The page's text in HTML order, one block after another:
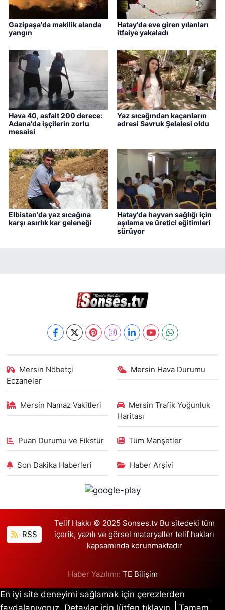
Gazipaşa'da makilik alanda
yangın
Hatay'da eve giren yılanları
itfaiye yakaladı
Hava 40, asfalt 200 derece:
Adana'da işçilerin zorlu
mesaisi
Yaz sıcağından kaçanların
adresi Savruk Şelalesi oldu
Elbistan'da yaz sıcağına
karşı asırlık kar geleneği
Hatay'da hayvan sağlığı için
aşılama ve üretici eğitimleri
sürüyor
Mersin Nöbetçi
Eczaneler
Mersin Hava Durumu
Mersin Namaz Vakitleri
Mersin Trafik Yoğunluk
Haritası
Puan Durumu ve Fikstür Tüm Manşetler
Son Dakika Haberleri Haber Arşivi
RSS
Telif Hakkı © 2025 Sonses.tv Bu sitedeki tüm
içerik, yazılı ve görsel materyaller telif hakları
kapsamında korunmaktadır
Haber Yazılımı: TE Bilişim
En iyi site deneyimi sağlamak için çerezlerden
faydalanıyoruz. Detaylar için lütfen tıklayın.
Tamam